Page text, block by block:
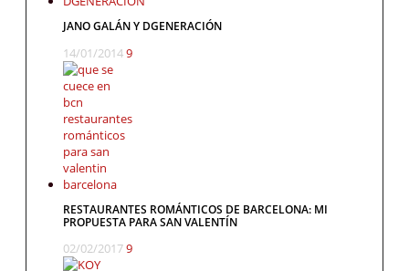
JANO GALÁN Y DGENERACIÓN
14/01/20149
RESTAURANTES ROMÁNTICOS DE BARCELONA: MI
PROPUESTA PARA SAN VALENTÍN
02/02/20179